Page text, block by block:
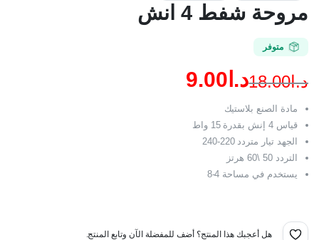
مروحة شفط 4 انش
متوفر
د.ا18.00
السعر
الأصلي
هو:
د.ا18.00.
د.ا 9.00
السعر
الحالي
هو:
د.ا9.00.
مادة الصنع بلاستيك
قياس 4 إنش بقدرة 15 واط
الجهد تيار متردد 220-240
التردد 50 \60 هرتز
يستخدم في مساحة 4-8
هل أعجبك هذا المنتج؟ أضف للمفضلة الآن وتابع المنتج.